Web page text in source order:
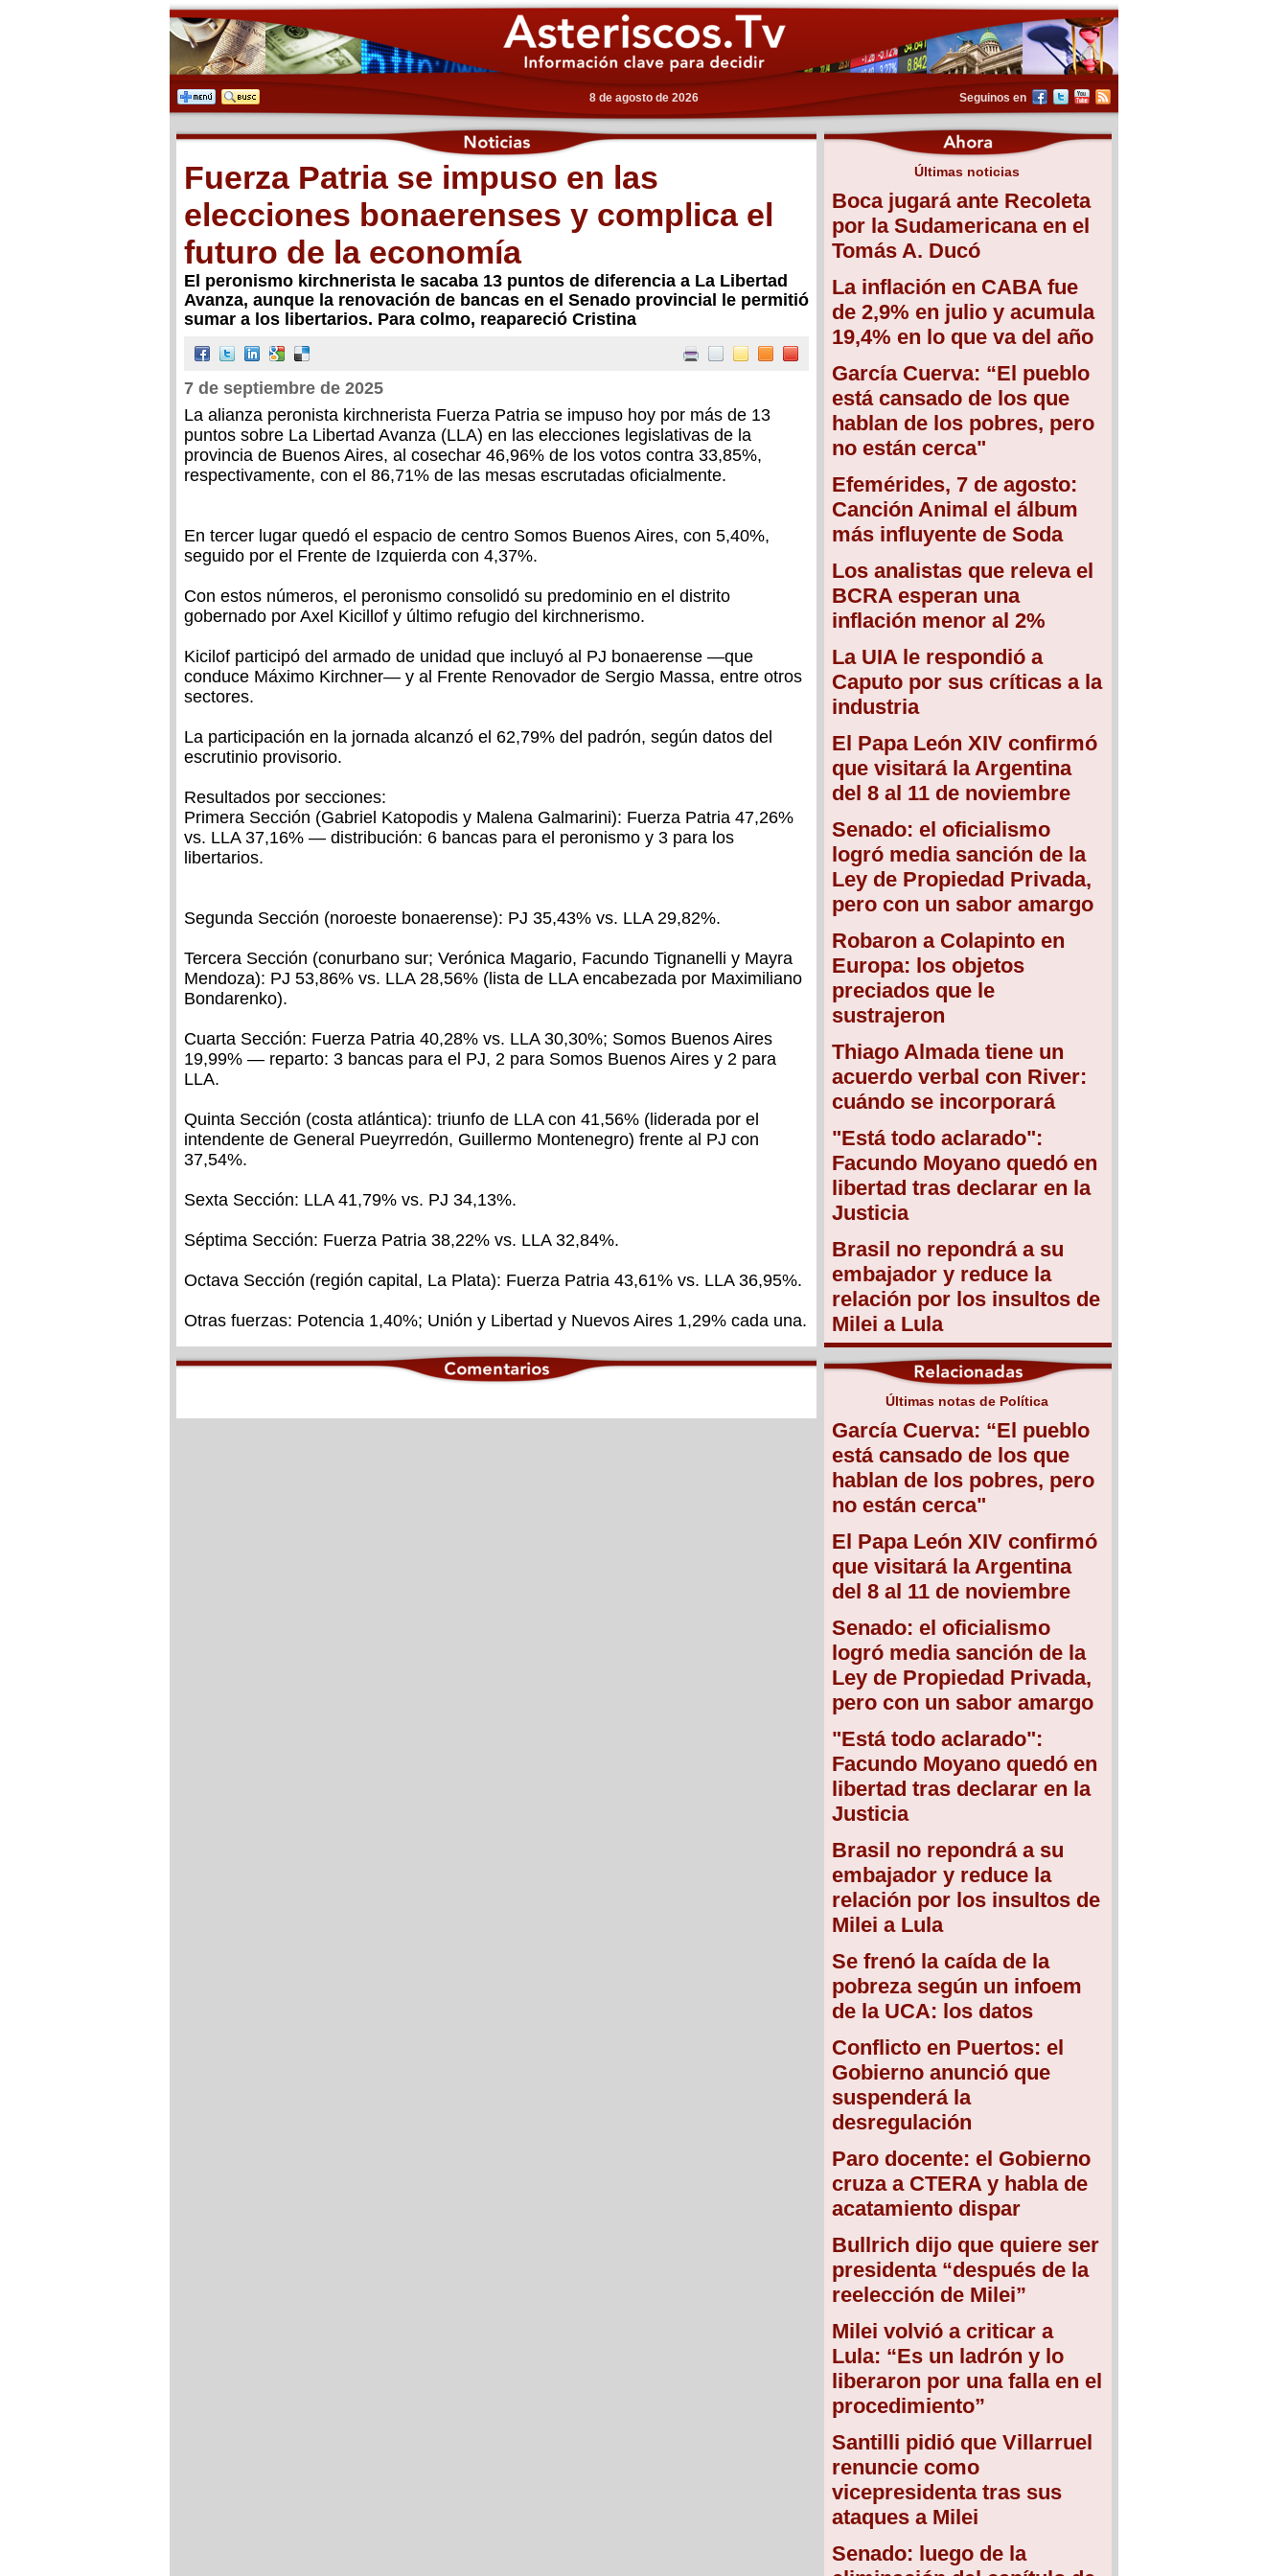
8 de agosto de 2026 Seguinos en
Últimas noticias
Boca jugará ante Recoleta
por la Sudamericana en el
Tomás A. Ducó
La inflación en CABA fue
de 2,9% en julio y acumula
19,4% en lo que va del año
García Cuerva: “El pueblo
está cansado de los que
hablan de los pobres, pero
no están cerca"
Efemérides, 7 de agosto:
Canción Animal el álbum
más influyente de Soda
Los analistas que releva el
BCRA esperan una
inflación menor al 2%
La UIA le respondió a
Caputo por sus críticas a la
industria
El Papa León XIV confirmó
que visitará la Argentina
del 8 al 11 de noviembre
Senado: el oficialismo
logró media sanción de la
Ley de Propiedad Privada,
pero con un sabor amargo
Robaron a Colapinto en
Europa: los objetos
preciados que le
sustrajeron
Thiago Almada tiene un
acuerdo verbal con River:
cuándo se incorporará
"Está todo aclarado":
Facundo Moyano quedó en
libertad tras declarar en la
Justicia
Brasil no repondrá a su
embajador y reduce la
relación por los insultos de
Milei a Lula
Últimas notas de Política
García Cuerva: “El pueblo
está cansado de los que
hablan de los pobres, pero
no están cerca"
El Papa León XIV confirmó
que visitará la Argentina
del 8 al 11 de noviembre
Senado: el oficialismo
logró media sanción de la
Ley de Propiedad Privada,
pero con un sabor amargo
"Está todo aclarado":
Facundo Moyano quedó en
libertad tras declarar en la
Justicia
Brasil no repondrá a su
embajador y reduce la
relación por los insultos de
Milei a Lula
Se frenó la caída de la
pobreza según un infoem
de la UCA: los datos
Conflicto en Puertos: el
Gobierno anunció que
suspenderá la
desregulación
Paro docente: el Gobierno
cruza a CTERA y habla de
acatamiento dispar
Bullrich dijo que quiere ser
presidenta “después de la
reelección de Milei”
Milei volvió a criticar a
Lula: “Es un ladrón y lo
liberaron por una falla en el
procedimiento”
Santilli pidió que Villarruel
renuncie como
vicepresidenta tras sus
ataques a Milei
Senado: luego de la
Fuerza Patria se impuso en las
elecciones bonaerenses y complica el
futuro de la economía
El peronismo kirchnerista le sacaba 13 puntos de diferencia a La Libertad
Avanza, aunque la renovación de bancas en el Senado provincial le permitió
sumar a los libertarios. Para colmo, reapareció Cristina
7 de septiembre de 2025
La alianza peronista kirchnerista Fuerza Patria se impuso hoy por más de 13
puntos sobre La Libertad Avanza (LLA) en las elecciones legislativas de la
provincia de Buenos Aires, al cosechar 46,96% de los votos contra 33,85%,
respectivamente, con el 86,71% de las mesas escrutadas oficialmente.
En tercer lugar quedó el espacio de centro Somos Buenos Aires, con 5,40%,
seguido por el Frente de Izquierda con 4,37%.
Con estos números, el peronismo consolidó su predominio en el distrito
gobernado por Axel Kicillof y último refugio del kirchnerismo.
Kicilof participó del armado de unidad que incluyó al PJ bonaerense —que
conduce Máximo Kirchner— y al Frente Renovador de Sergio Massa, entre otros
sectores.
La participación en la jornada alcanzó el 62,79% del padrón, según datos del
escrutinio provisorio.
Resultados por secciones:
Primera Sección (Gabriel Katopodis y Malena Galmarini): Fuerza Patria 47,26%
vs. LLA 37,16% — distribución: 6 bancas para el peronismo y 3 para los
libertarios.
Segunda Sección (noroeste bonaerense): PJ 35,43% vs. LLA 29,82%.
Tercera Sección (conurbano sur; Verónica Magario, Facundo Tignanelli y Mayra
Mendoza): PJ 53,86% vs. LLA 28,56% (lista de LLA encabezada por Maximiliano
Bondarenko).
Cuarta Sección: Fuerza Patria 40,28% vs. LLA 30,30%; Somos Buenos Aires
19,99% — reparto: 3 bancas para el PJ, 2 para Somos Buenos Aires y 2 para
LLA.
Quinta Sección (costa atlántica): triunfo de LLA con 41,56% (liderada por el
intendente de General Pueyrredón, Guillermo Montenegro) frente al PJ con
37,54%.
Sexta Sección: LLA 41,79% vs. PJ 34,13%.
Séptima Sección: Fuerza Patria 38,22% vs. LLA 32,84%.
Octava Sección (región capital, La Plata): Fuerza Patria 43,61% vs. LLA 36,95%.
Otras fuerzas: Potencia 1,40%; Unión y Libertad y Nuevos Aires 1,29% cada una.